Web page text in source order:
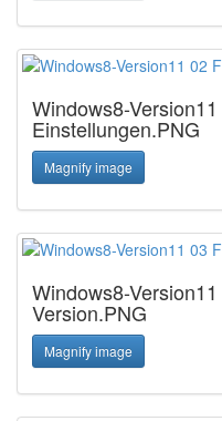
Windows8-
Einstellungen.PNG
Magnify image
Windows8-
Version.PNG
Magnify image